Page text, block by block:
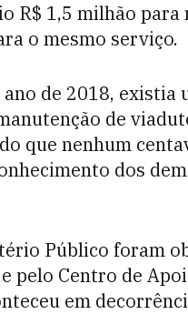
R$ 1,5 milhão
o mesmo serviço.
de 2018, existia
de
que nenhum
dos
Público foram
Centro de
em